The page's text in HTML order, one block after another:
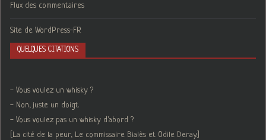
Flux des commentaires
Site de WordPress-FR
QUELQUES CITATIONS
- Vous voulez un whisky ?
- Non, juste un doigt.
- Vous voulez pas un whisky d'abord ?
[La cité de la peur, Le commissaire Bialès et Odile Deray.]